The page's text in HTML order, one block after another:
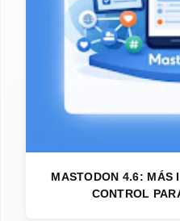
MASTODON 4.6: MÁS
CONTROL